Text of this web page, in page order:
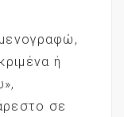
ή
σε